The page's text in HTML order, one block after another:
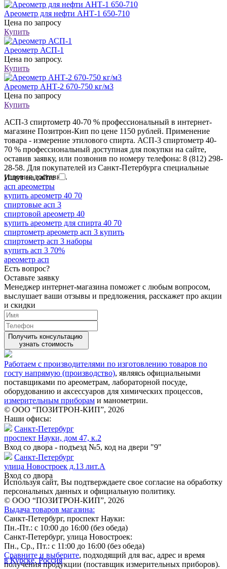
Ареометр для нефти АНТ-1 650-710
Цена по запросу
Купить
Ареометр АСП-1
Цена по запросу.
Купить
Ареометр АНТ-2 670-750 кг/м3
Цена по запросу
Купить
АСП-3 спиртометр 40-70 % профессиональный в интернет-
магазине Позитрон-Кип по цене 1150 рублей. Применение
товара - измерение этилового спирта. АСП-3 спиртометр 40-
70 % профессиональный доступная для покупки на сайте,
оставив заявку, или позвонив по номеру телефона: 8 (812) 298-
28-58. Для покупателей из Санкт-Петербурга специальные
условия доставки.
Ищут на сайте
асп ареометры
купить ареометр 40 70
спиртовые асп 3
спиртовой ареометр 40
купить ареометр для спирта 40 70
спиртометр ареометр асп 3 купить
спиртометр асп 3 наборы
купить асп 3 70%
ареометр асп
Есть вопрос?
Оставьте заявку
Менеджер интернет-магазина поможет с любым вопросом,
выслушает ваши отзывы и предложения, расскажет про акции
и скидки
Получить консультацию
узнать стоимость
Работаем с производителями по изготовлению товаров по
госту напрямую (производство), являясь официальными
поставщиками по ареометрам, лабораторной посуде,
оборудованию и аксессуаров для химических процессов,
измерительным приборам и манометрии.
© ООО “ПОЗИТРОН-КИП”, 2026
Наши офисы:
Санкт-Петербург
проспект Науки, дом 47, к.2
Вход со двора - подъезд №5, код на двери "9"
Санкт-Петербург
улица Новостроек д.13 лит.А
Вход со двора
Используя сайт, Вы подтверждаете свое согласие на обработку
персональных данных и официальную политику.
© ООО “ПОЗИТРОН-КИП”, 2026
Выдача товаров магазина:
Санкт-Петербург, проспект Науки:
Пн.-Пт.: с 10:00 до 16:00 (без обеда)
Санкт-Петербург, улица Новостроек:
Пн., Ср., Пт.: с 11:00 до 16:00 (без обеда)
Сравните и выберите, подходящий для вас, адрес и время
получения продукции (поставщик измерительных приборов).
в Курске, Россия